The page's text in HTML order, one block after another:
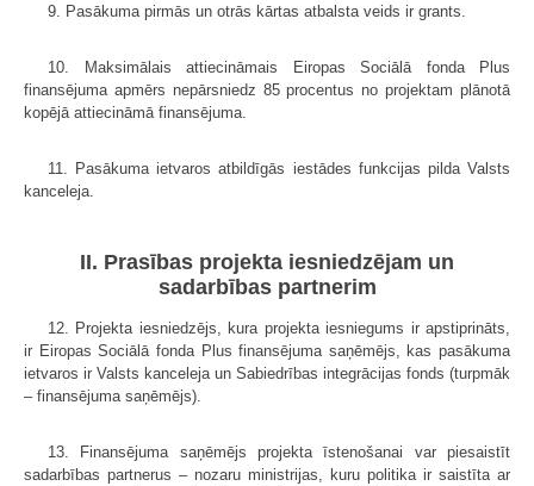
9. Pasākuma pirmās un otrās kārtas atbalsta veids ir grants.
10. Maksimālais attiecināmais Eiropas Sociālā fonda Plus
finansējuma apmērs nepārsniedz 85 procentus no projektam plānotā
kopējā attiecināmā finansējuma.
11. Pasākuma ietvaros atbildīgās iestādes funkcijas pilda Valsts
kanceleja.
II. Prasības projekta iesniedzējam un
sadarbības partnerim
12. Projekta iesniedzējs, kura projekta iesniegums ir apstiprināts,
ir Eiropas Sociālā fonda Plus finansējuma saņēmējs, kas pasākuma
ietvaros ir Valsts kanceleja un Sabiedrības integrācijas fonds (turpmāk
– finansējuma saņēmējs).
13. Finansējuma saņēmējs projekta īstenošanai var piesaistīt
sadarbības partnerus – nozaru ministrijas, kuru politika ir saistīta ar